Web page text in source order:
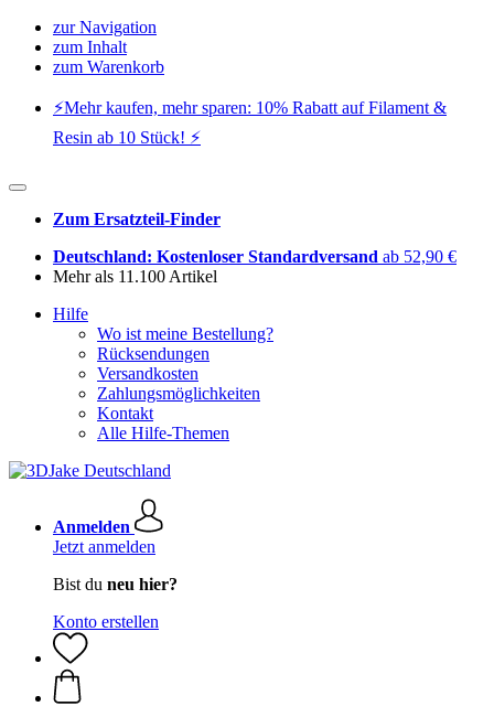
zur Navigation
zum Inhalt
zum Warenkorb
⚡️Mehr kaufen, mehr sparen: 10% Rabatt auf Filament &
Resin ab 10 Stück! ⚡️
Zum Ersatzteil-Finder
Deutschland: Kostenloser Standardversand ab 52,90 €
Mehr als 11.100 Artikel
Hilfe
Wo ist meine Bestellung?
Rücksendungen
Versandkosten
Zahlungsmöglichkeiten
Kontakt
Alle Hilfe-Themen
Anmelden
Jetzt anmelden
Bist du neu hier?
Konto erstellen